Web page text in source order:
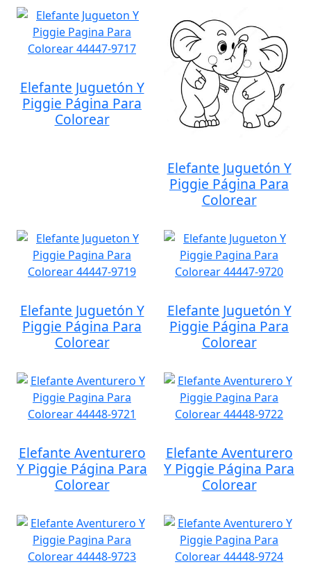
Elefante Juguetón Y
Piggie Página Para
Colorear
Elefante Juguetón Y
Piggie Página Para
Colorear
Elefante Juguetón Y
Piggie Página Para
Colorear
Elefante Juguetón Y
Piggie Página Para
Colorear
Elefante Aventurero
Y Piggie Página Para
Colorear
Elefante Aventurero
Y Piggie Página Para
Colorear